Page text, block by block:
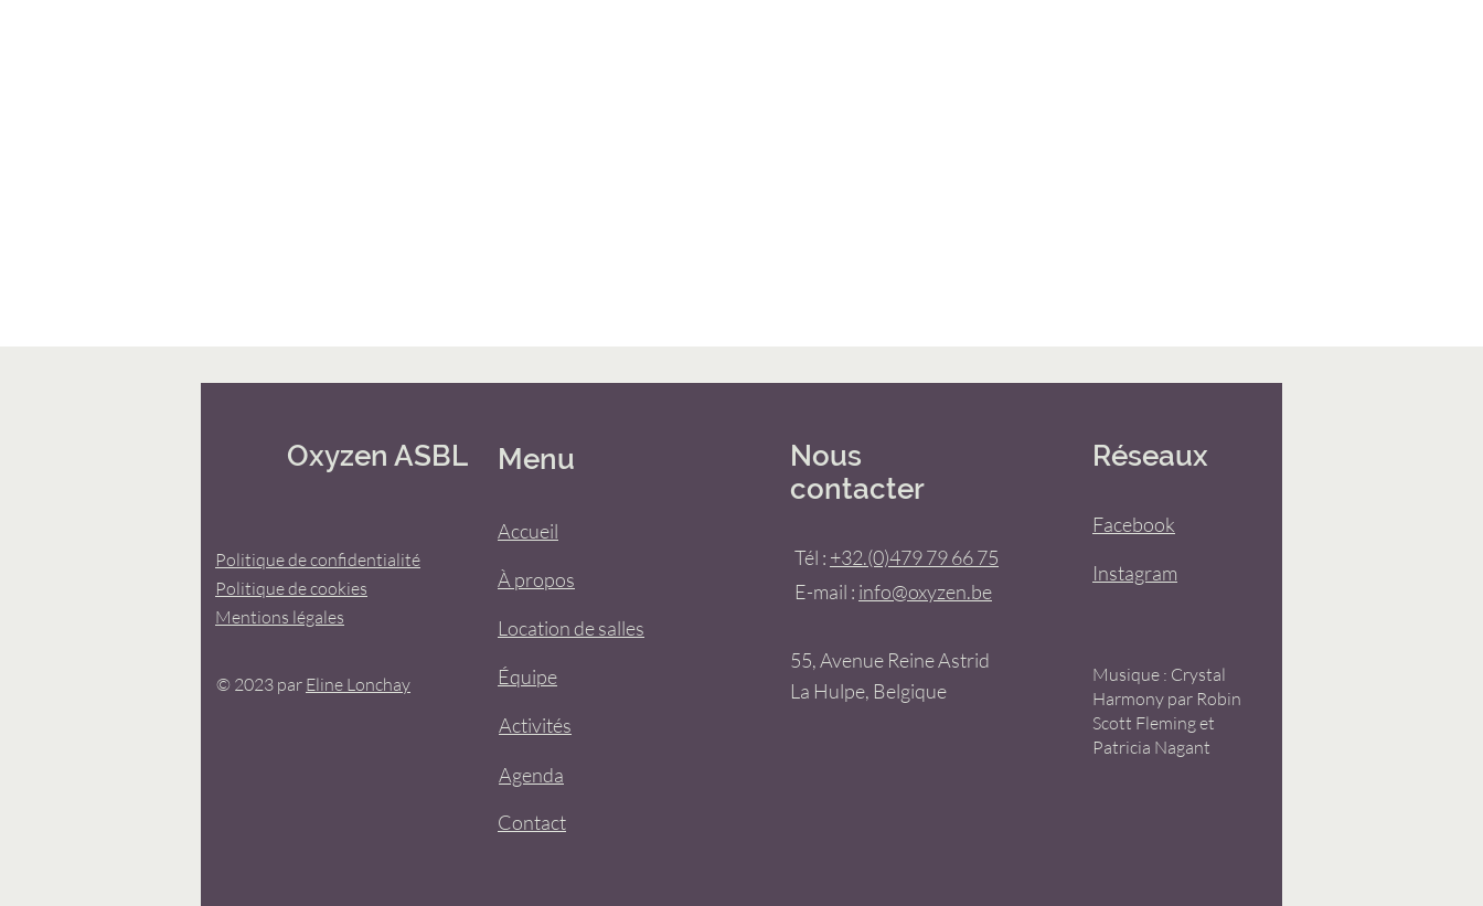
Oxyzen ASBL
Politique de confidentialité
Politique de cookies
Mentions légales
© 2023 par Eline Lonchay
Menu
Accueil
À propos
Location de salles
Équipe
Activités
Agenda
Contact
Nous
contacter
Tél : +32.(0)479 79 66 75
E-mail : info@oxyzen.be
55, Avenue Reine Astrid
La Hulpe, Belgique
Réseaux
Facebook
Instagram
Musique : Crystal
Harmony par Robin
Scott Fleming et
Patricia Nagant